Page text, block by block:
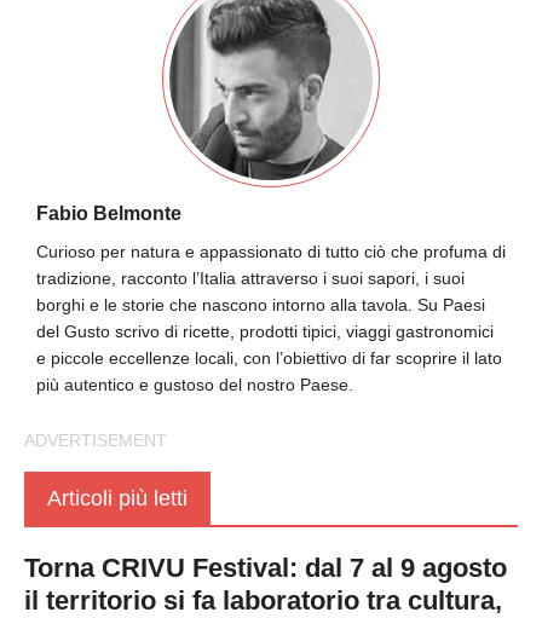
Fabio Belmonte
Curioso per natura e appassionato di tutto ciò che profuma di
tradizione, racconto l’Italia attraverso i suoi sapori, i suoi
borghi e le storie che nascono intorno alla tavola. Su Paesi
del Gusto scrivo di ricette, prodotti tipici, viaggi gastronomici
e piccole eccellenze locali, con l’obiettivo di far scoprire il lato
più autentico e gustoso del nostro Paese.
Articoli più letti
Torna CRIVU Festival: dal 7 al 9 agosto
il territorio si fa laboratorio tra cultura,